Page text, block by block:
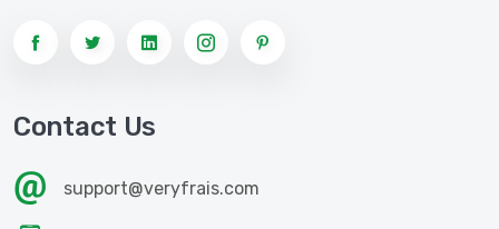
Contact Us
support@veryfrais.com